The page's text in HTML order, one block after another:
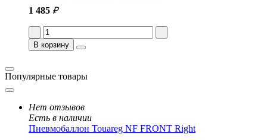
1 485 ₽
В корзину
Популярные товары
Нет отзывов
Есть в наличии
Пневмобаллон Touareg NF FRONT Right